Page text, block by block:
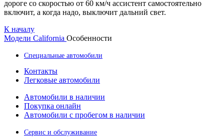
дороге со скоростью от 60 км/ч ассистент самостоятельно
включит, а когда надо, выключит дальний свет.
К началу
Модели California Особенности
Специальные автомобили
Контакты
Легковые автомобили
Автомобили в наличии
Покупка онлайн
Автомобили с пробегом в наличии
Сервис и обслуживание